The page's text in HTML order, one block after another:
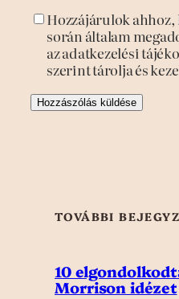
Hozzájárulok ahhoz,
során általam
az adatkezelési
szerint tárolja és
TOVÁBBI
10
Morrison idézet